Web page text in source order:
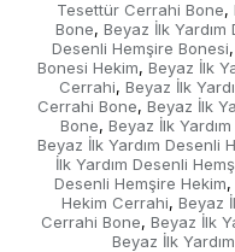
Tesettür Cerrahi Bone,
Bone, Beyaz İlk
Desenli Hemşire Bonesi,
Bonesi Hekim, Beyaz İlk
Cerrahi, Beyaz İlk
Cerrahi Bone, Beyaz İlk
Bone, Beyaz İlk
Beyaz İlk Yardım Desenli
İlk Yardım Desenli
Desenli Hemşire Hekim,
Hekim Cerrahi, Beyaz
Cerrahi Bone, Beyaz İlk
Beyaz İlk